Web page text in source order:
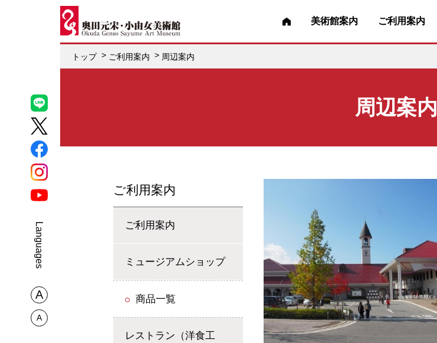
美術館案内 ご利用案内
▼
トップ ご利用案内 周辺案内
周辺案内
ご利用案内
ご利用案内
ミュージアムショップ
商品一覧
レストラン（洋食工